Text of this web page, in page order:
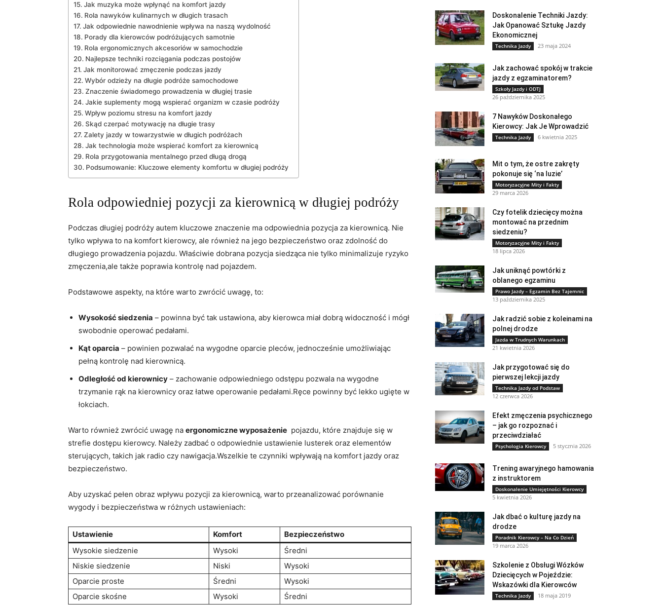
Jak muzyka może wpłynąć na komfort jazdy
Rola ‍nawyków‍ kulinarnych⁣ w długich trasach
Jak odpowiednie‍ nawodnienie ⁣wpływa ⁢na naszą wydolność
Porady‌ dla ⁢kierowców podróżujących samotnie
Rola ergonomicznych​ akcesoriów w samochodzie
Najlepsze⁣ techniki rozciągania ‍podczas⁤ postojów
Jak monitorować zmęczenie podczas jazdy
Wybór odzieży na długie podróże ‌samochodowe
Znaczenie świadomego​ prowadzenia w długiej ‍trasie
Jakie⁢ suplementy ‍mogą wspierać organizm‌ w czasie‌ podróży
Wpływ poziomu stresu na komfort jazdy
Skąd czerpać motywację na długie trasy
Zalety jazdy⁣ w towarzystwie ⁢w⁣ długich ‌podróżach
Jak ⁣technologia może ⁢wspierać komfort za kierownicą
Rola przygotowania mentalnego ‌przed długą drogą
Podsumowanie: Kluczowe elementy komfortu w długiej⁤ podróży
Rola odpowiedniej ‌pozycji za kierownicą w długiej podróży
Podczas długiej podróży autem kluczowe znaczenie ma odpowiednia pozycja za kierownicą. Nie
tylko wpływa to ⁤na komfort kierowcy, ale również na jego bezpieczeństwo oraz zdolność do
⁢długiego‍ prowadzenia‌ pojazdu. Właściwie dobrana pozycja siedząca nie tylko⁤ minimalizuje ryzyko⁤
zmęczenia,ale także‍ poprawia kontrolę nad pojazdem.
Podstawowe‍ aspekty, na które‍ warto zwrócić uwagę, ​to:
Wysokość siedzenia – powinna być tak‌ ustawiona, ⁤aby ‌kierowca miał⁣ dobrą widoczność i mógł⁣
swobodnie operować pedałami.
Kąt oparcia – powinien pozwalać ‌na wygodne oparcie pleców, jednocześnie umożliwiając
pełną ⁣kontrolę⁢ nad kierownicą.
Odległość od kierownicy – zachowanie ‍odpowiedniego odstępu pozwala na wygodne
trzymanie rąk na kierownicy oraz łatwe operowanie pedałami.Ręce powinny być ⁢lekko ugięte w
łokciach.
Warto⁢ również ​zwrócić uwagę na ergonomiczne‍ wyposażenie ​ pojazdu,‌ które znajduje ⁢się w
strefie dostępu⁢ kierowcy. ​Należy ⁣zadbać o odpowiednie ustawienie lusterek oraz​ elementów
sterujących, takich jak radio czy nawigacja.Wszelkie ​te czynniki ⁤wpływają ‌na komfort jazdy​ oraz
‍bezpieczeństwo.
Aby uzyskać pełen obraz ⁣wpływu pozycji za kierownicą, ⁢warto przeanalizować ​porównanie
wygody i bezpieczeństwa w‍ różnych ustawieniach:
Ustawienie Komfort
Bezpieczeństwo
Wysokie siedzenie
Wysoki
Średni
Niskie siedzenie
Niski
Wysoki
Oparcie proste
Średni
Wysoki
Oparcie skośne
Wysoki Średni
Doskonalenie Techniki Jazdy:
Jak Opanować Sztukę Jazdy
Ekonomicznej
Technika Jazdy 23 maja 2024
Jak zachować spokój w trakcie
jazdy z egzaminatorem?
Szkoły Jazdy i ODTJ
26 października 2025
7 Nawyków Doskonałego
Kierowcy: Jak Je Wprowadzić
Technika Jazdy 6 kwietnia 2025
Mit o tym, że ostre zakręty
pokonuje się ‘na luzie’
Motoryzacyjne Mity i Fakty
29 marca 2026
Czy fotelik dziecięcy można
montować na przednim
siedzeniu?
Motoryzacyjne Mity i Fakty
18 lipca 2026
Jak uniknąć powtórki z
oblanego egzaminu
Prawo Jazdy – Egzamin Bez Tajemnic
13 października 2025
Jak radzić sobie z koleinami na
polnej drodze
Jazda w Trudnych Warunkach
21 kwietnia 2026
Jak przygotować się do
pierwszej lekcji jazdy
Technika Jazdy od Podstaw
12 czerwca 2026
Efekt zmęczenia psychicznego
– jak go rozpoznać i
przeciwdziałać
Psychologia Kierowcy 5 stycznia 2026
Trening awaryjnego hamowania
z instruktorem
Doskonalenie Umiejętności Kierowcy
5 kwietnia 2026
Jak dbać o kulturę jazdy na
drodze
Poradnik Kierowcy – Na Co Dzień
19 marca 2026
Szkolenie z Obsługi Wózków
Dziecięcych w Pojeździe:
Wskazówki dla Kierowców
Technika Jazdy 18 maja 2019